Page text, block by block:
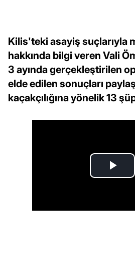
Kilis'teki asayiş suçlarıyla
hakkında bilgi veren Vali
3 ayında gerçekleştirilen
elde edilen sonuçları
kaçakçılığına yönelik 13